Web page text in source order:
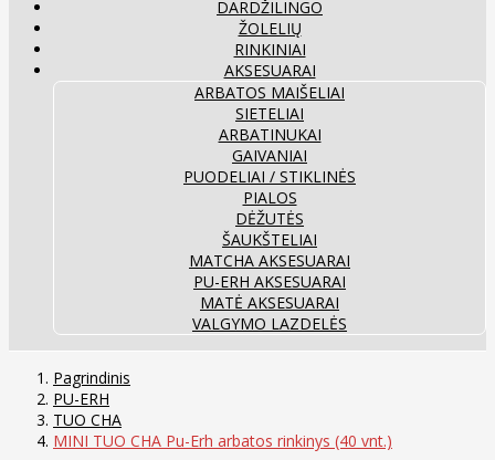
DARDŽILINGO
ŽOLELIŲ
RINKINIAI
AKSESUARAI
ARBATOS MAIŠELIAI
SIETELIAI
ARBATINUKAI
GAIVANIAI
PUODELIAI / STIKLINĖS
PIALOS
DĖŽUTĖS
ŠAUKŠTELIAI
MATCHA AKSESUARAI
PU-ERH AKSESUARAI
MATĖ AKSESUARAI
VALGYMO LAZDELĖS
Pagrindinis
PU-ERH
TUO CHA
MINI TUO CHA Pu-Erh arbatos rinkinys (40 vnt.)